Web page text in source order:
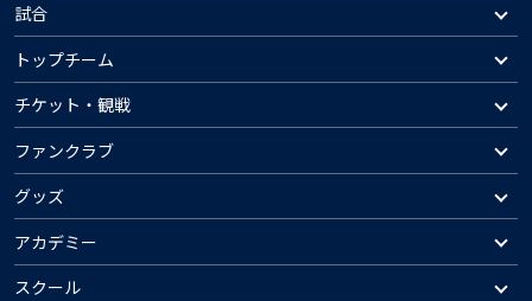
試合
トップチーム
チケット・観戦
ファンクラブ
グッズ
アカデミー
スクール